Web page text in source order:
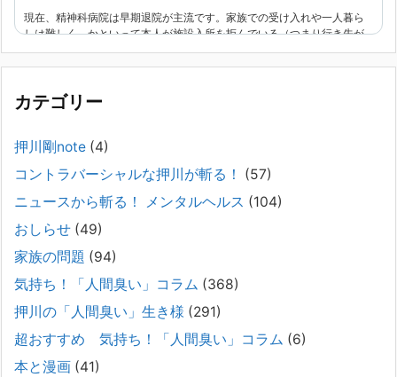
現在、精神科病院は早期退院が主流です。家族での受け入れや一人暮ら
しは難しく、かといって本人が施設入所を拒んでいる（つまり行き先が
困ってし[...]
精神科から「退院できます」と言われた家族へ──退院
2026年2月21日
通常価格 2,980円 → 今だけ 1,480円（50％OFF）こちらのnoteは、
（株）トキワ精神保健事務所（所長：押川剛）が支援の現場で行なって
きた実務対応を、家族向けに整理しています。 続きをみ
#042 精神疾患の子どもと健全なコミュニケーション
がとれない（母娘編）。
弊社は、病識のない重篤な精神疾患を抱えるご家族からのご相談を受
け、長年にわたり精神科医療へのアクセスの仕方や問題解決に取り組ん
い場合、家 [...]
カテゴリー
押川剛note (4)
コントラバーシャルな押川が斬る！
(57)
ニュースから斬る！ メンタルヘルス (104)
おしらせ (49)
家族の問題 (94)
気持ち！「人間臭い」コラム (368)
押川の「人間臭い」生き様 (291)
超おすすめ 気持ち！「人間臭い」コラム (6)
本と漫画 (41)